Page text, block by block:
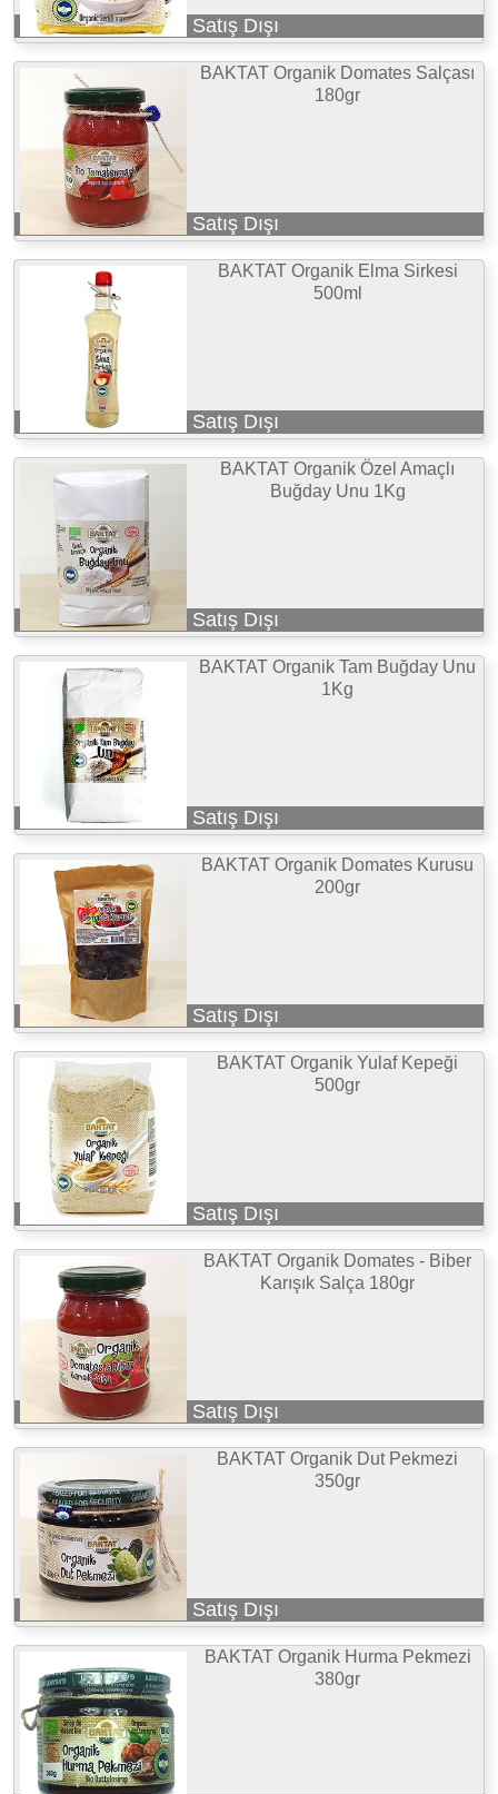
Satış Dışı
BAKTAT Organik Domates Salçası
180gr
Satış Dışı
BAKTAT Organik Elma Sirkesi
500ml
Satış Dışı
BAKTAT Organik Özel Amaçlı
Buğday Unu 1Kg
Satış Dışı
BAKTAT Organik Tam Buğday Unu
1Kg
Satış Dışı
BAKTAT Organik Domates Kurusu
200gr
Satış Dışı
BAKTAT Organik Yulaf Kepeği
500gr
Satış Dışı
BAKTAT Organik Domates - Biber
Karışık Salça 180gr
Satış Dışı
BAKTAT Organik Dut Pekmezi
350gr
Satış Dışı
BAKTAT Organik Hurma Pekmezi
380gr